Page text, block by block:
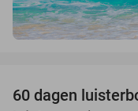
60 dagen